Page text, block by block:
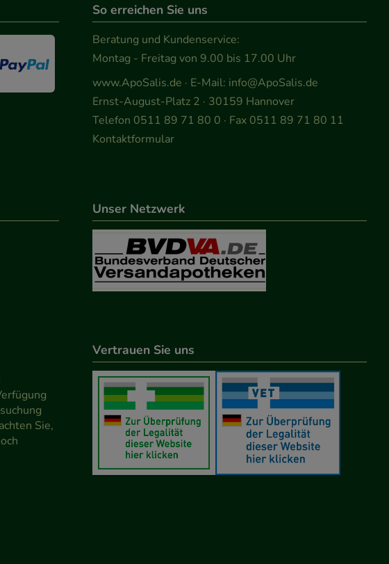
So erreichen Sie uns
Beratung und Kundenservice:
Montag - Freitag von 9.00 bis 17.00 Uhr
www.ApoSalis.de · E-Mail: info@ApoSalis.de
Ernst-August-Platz 2 · 30159 Hannover
Telefon 0511 89 71 80 0 · Fax 0511 89 71 80 11
Kontaktformular
Unser Netzwerk
Sie,
Vertrauen Sie uns